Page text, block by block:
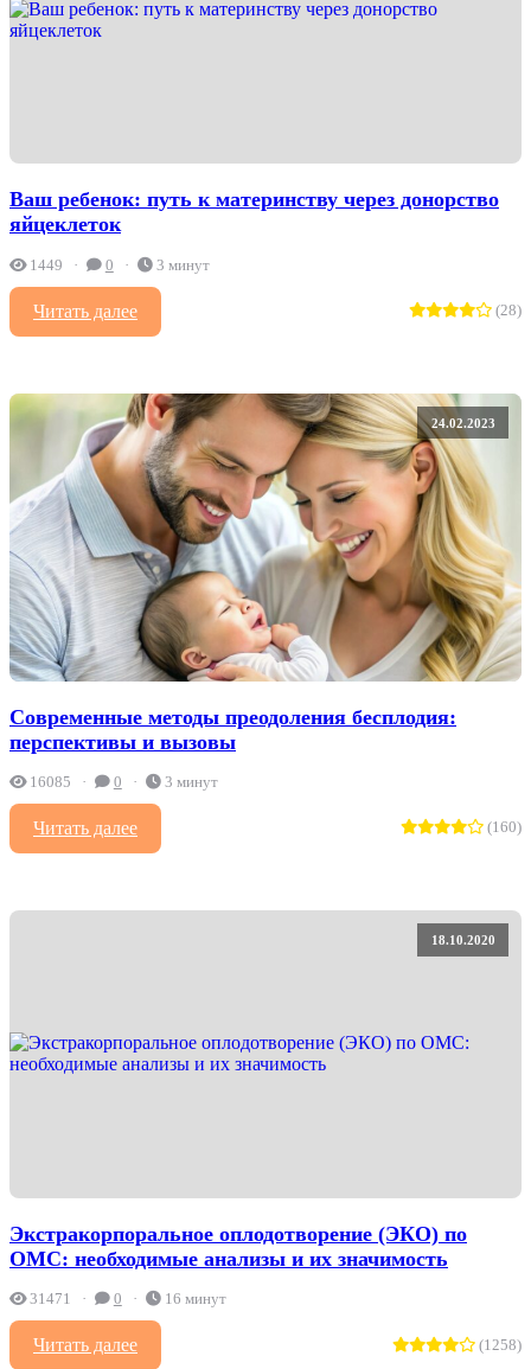
Ваш ребенок: путь к материнству через донорство
яйцеклеток
1449 0 3 минут
Читать далее (28)
24.02.2023
Современные методы преодоления бесплодия:
перспективы и вызовы
16085 0 3 минут
Читать далее (160)
18.10.2020
Экстракорпоральное оплодотворение (ЭКО) по
ОМС: необходимые анализы и их значимость
31471 0 16 минут
Читать далее (1258)